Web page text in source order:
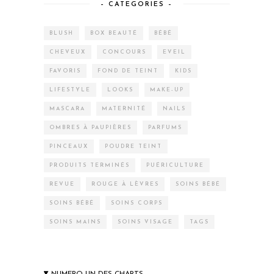
– CATEGORIES –
BLUSH BOX BEAUTÉ BÉBÉ
CHEVEUX CONCOURS EVEIL
FAVORIS FOND DE TEINT KIDS
LIFESTYLE LOOKS MAKE-UP
MASCARA MATERNITÉ NAILS
OMBRES À PAUPIÈRES PARFUMS
PINCEAUX POUDRE TEINT
PRODUITS TERMINÉS PUÉRICULTURE
REVUE ROUGE À LÈVRES SOINS BÉBÉ
SOINS BÉBÉ SOINS CORPS
SOINS MAINS SOINS VISAGE TAGS